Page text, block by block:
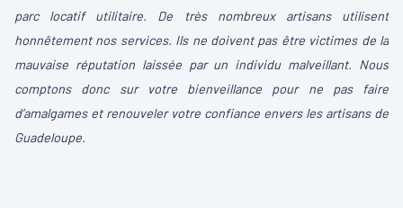
parc locatif utilitaire. De très nombreux artisans utilisent
honnêtement nos services. Ils ne doivent pas être victimes de la
mauvaise réputation laissée par un individu malveillant. Nous
comptons donc sur votre bienveillance pour ne pas faire
d’amalgames et renouveler votre confiance envers les artisans de
Guadeloupe.